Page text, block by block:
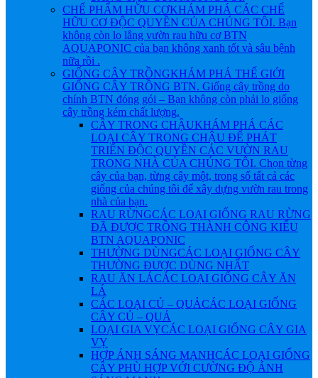
CHẾ PHẨM HỮU CƠKHÁM PHÁ CÁC CHẾ
HỮU CƠ ĐỘC QUYỀN CỦA CHÚNG TÔI. Bạn
không còn lo lắng vườn rau hữu cơ BTN
AQUAPONIC của bạn không xanh tốt và sâu bệnh
nữa rồi .
GIỐNG CÂY TRỒNGKHÁM PHÁ THẾ GIỚI
GIỐNG CÂY TRỒNG BTN. Giống cây trồng do
chính BTN đóng gói – Bạn không còn phải lo giống
cây trồng kém chất lượng.
CÂY TRONG CHẬUKHÁM PHÁ CÁC
LOẠI CÂY TRONG CHẬU ĐỂ PHÁT
TRIỂN ĐỘC QUYỀN CÁC VƯỜN RAU
TRONG NHÀ CỦA CHÚNG TÔI. Chọn từng
cây của bạn, từng cây một, trong số tất cả các
giống của chúng tôi để xây dựng vườn rau trong
nhà của bạn.
RAU RỪNGCÁC LOẠI GIỐNG RAU RỪNG
ĐÃ ĐƯỢC TRỒNG THÀNH CÔNG KIỂU
BTN AQUAPONIC
THƯỜNG DÙNGCÁC LOẠI GIỐNG CÂY
THƯỜNG ĐƯỢC DÙNG NHẤT
RAU ĂN LÁCÁC LOẠI GIỐNG CÂY ĂN
LÁ
CÁC LOẠI CỦ – QUẢCÁC LOẠI GIỐNG
CÂY CỦ – QUẢ
LOẠI GIA VỴCÁC LOẠI GIỐNG CÂY GIA
VỴ
HỢP ÁNH SÁNG MẠNHCÁC LOẠI GIỐNG
CÂY PHÙ HỢP VỚI CƯỜNG ĐỘ ÁNH